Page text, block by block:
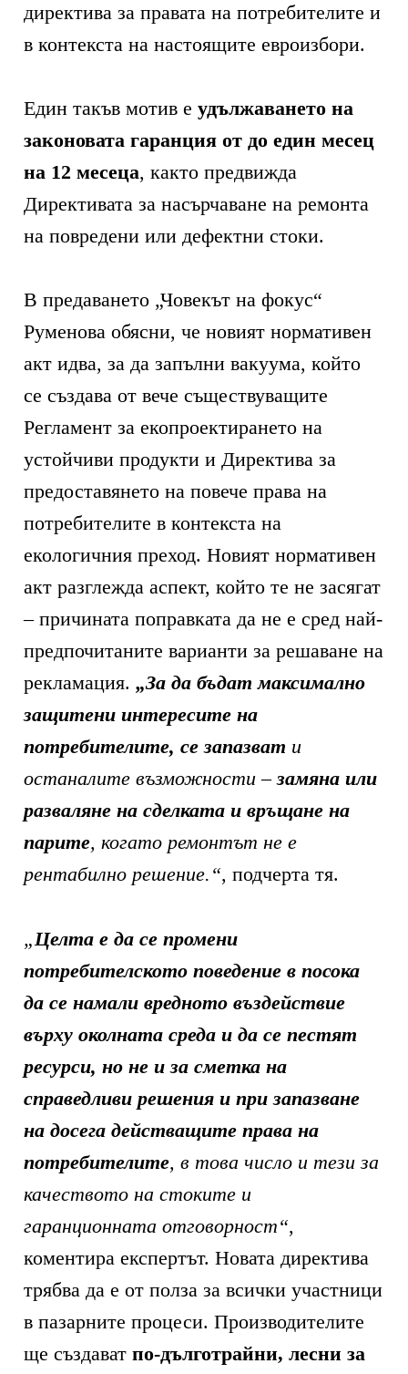
директива за правата на потребителите и
в контекста на настоящите евроизбори.
Един такъв мотив еудължаването на
законовата гаранция от до един месец
на 12 месеца, както предвижда
Директивата за насърчаване на ремонта
на повредени или дефектни стоки.
В предаването „Човекът на фокус“
Руменова обясни, че новият нормативен
акт идва, за да запълни вакуума, който
се създава от вече съществуващите
Регламент за екопроектирането на
устойчиви продукти и Директива за
предоставянето на повече права на
потребителите в контекста на
екологичния преход. Новият нормативен
акт разглежда аспект, който те не засягат
– причината поправката да не е сред най-
предпочитаните варианти за решаване на
рекламация.„За да бъдат максимално
защитени интересите на
потребителите, се запазват и
останалите възможности –замяна или
разваляне на сделката и връщане на
парите, когато ремонтът не е
рентабилно решение.“, подчерта тя.
„ Целта е да се промени
потребителското поведение в посока
да се намали вредното въздействие
върху околната среда и да се пестят
ресурси, но не и за сметка на
справедливи решения и при запазване
на досега действащите права на
потребителите, в това число и тези за
качеството на стоките и
гаранционната отговорност“,
коментира експертът. Новата директива
трябва да е от полза за всички участници
в пазарните процеси. Производителите
ще създаватпо-дълготрайни, лесни за